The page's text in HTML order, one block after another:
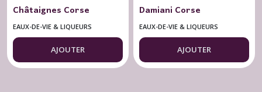
Châtaignes Corse
18° - 70 cl. Damiani
(Corse)
EAUX-DE-VIE & LIQUEURS
AJOUTER
Damiani Corse
30° - 70 cl.
EAUX-DE-VIE & LIQUEURS
AJOUTER